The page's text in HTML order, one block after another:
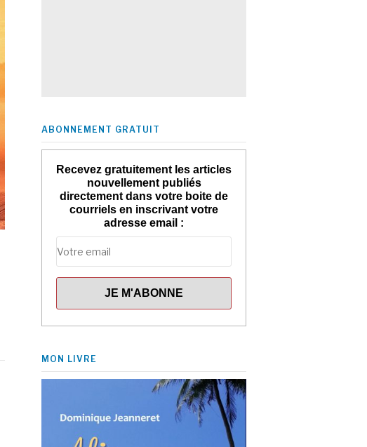
ABONNEMENT GRATUIT
Recevez gratuitement les articles
nouvellement publiés
directement dans votre boite de
courriels en inscrivant votre
adresse email :
MON LIVRE